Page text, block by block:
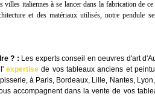
villes italiennes à se lancer dans la fabrication de
et des matériaux utilisés, notre pendule
? : Les experts conseil en oeuvres d'art
expertise de vos tableaux anciens et
à Paris, Bordeaux, Lille, Nantes,
accompagnent dans la vente de vos